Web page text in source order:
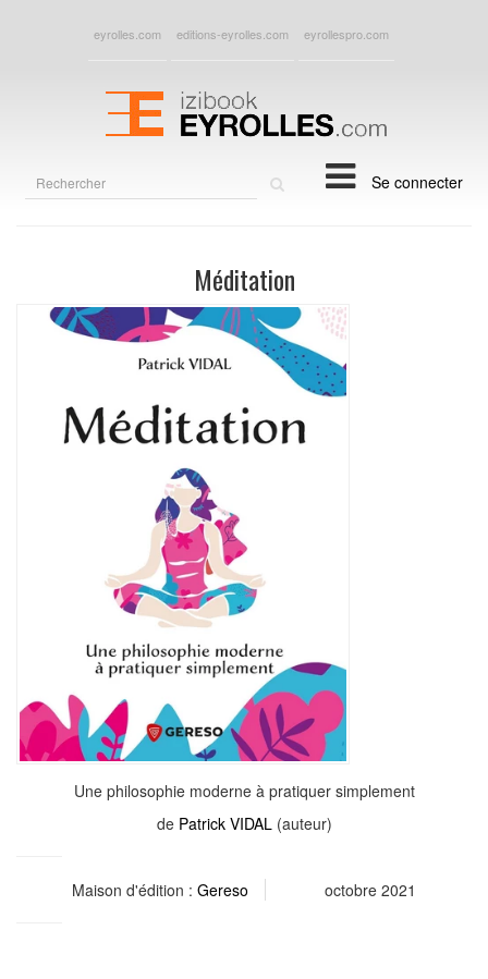
eyrolles.com editions-eyrolles.com eyrollespro.com
Se connecter
Méditation
Une philosophie moderne à pratiquer simplement
de Patrick VIDAL (auteur)
Maison d'édition : Gereso octobre 2021